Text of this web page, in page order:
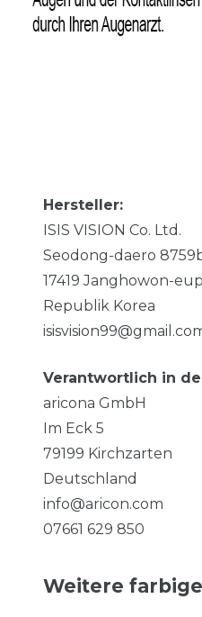
Hersteller:
ISIS VISION Co. Ltd.
Seodong-daero
17419 Janghowon-
Republik Korea
Verantwortlich in
aricona GmbH
Im Eck 5
79199 Kirchzarten
Deutschland
info@aricon.com
07661 629 850
Weitere